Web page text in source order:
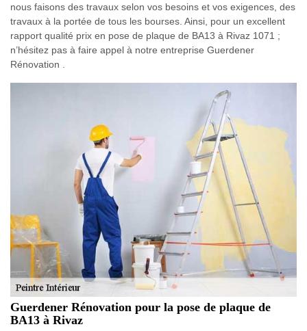
nous faisons des travaux selon vos besoins et vos exigences, des
travaux à la portée de tous les bourses. Ainsi, pour un excellent
rapport qualité prix en pose de plaque de BA13 à Rivaz 1071 ;
n’hésitez pas à faire appel à notre entreprise Guerdener
Rénovation .
Guerdener Rénovation pour la pose de plaque de
BA13 à Rivaz